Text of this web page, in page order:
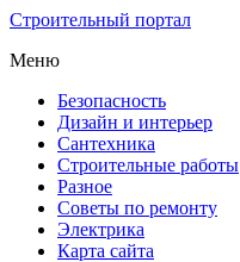
Строительный портал
Меню
Безопасность
Дизайн и интерьер
Сантехника
Строительные работы
Разное
Советы по ремонту
Электрика
Карта сайта